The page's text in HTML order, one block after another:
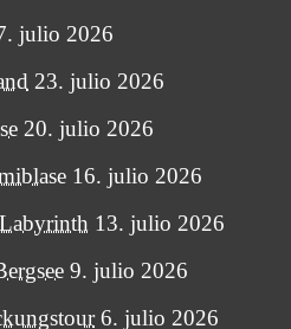
julio 2026
23. julio 2026
20. julio 2026
16. julio 2026
13. julio 2026
9. julio 2026
6. julio 2026